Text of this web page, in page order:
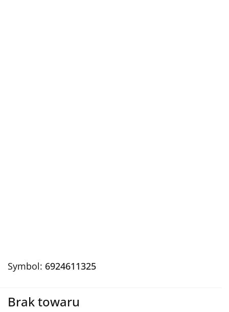
Symbol: 6924611325
Brak towaru